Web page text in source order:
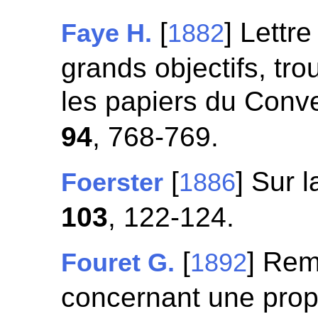
Faye H. [1882]
grands objectifs,
les papiers du
94, 768-769.
Foerster [1886] Sur
103, 122-124.
Fouret G. [1892]
concernant une